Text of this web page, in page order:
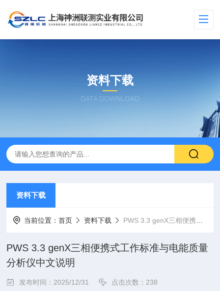
资料下载
DATA DOWNLOAD
资料下载
当前位置：首页 资料下载 PWS 3.3 genX三相便携式工作标准与电能质量分析仪中文说明
PWS 3.3 genX三相便携式工作标准与电能质量
分析仪中文说明
发布时间：2025/12/31 点击次数：238